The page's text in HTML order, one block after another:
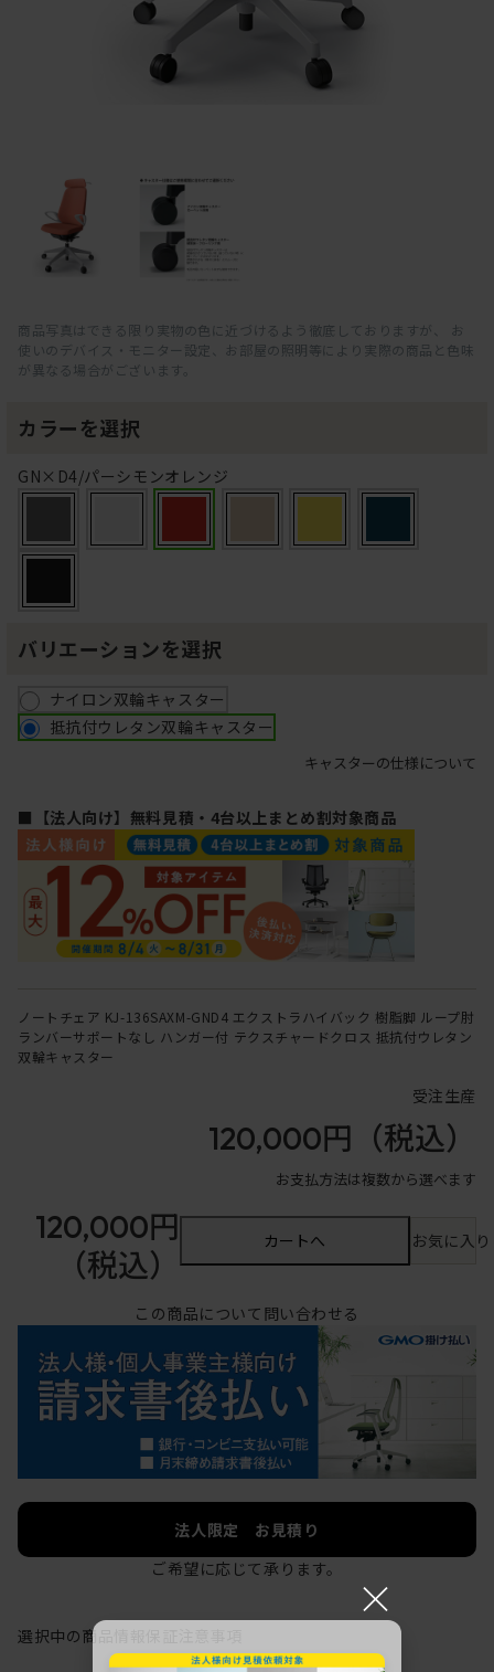
商品写真はできる限り実物の色に近づけるよう徹底しておりますが、 お
使いのデバイス・モニター設定、お部屋の照明等により実際の商品と色味
が異なる場合がございます。
カラーを選択
GN×D4/パーシモンオレンジ
バリエーションを選択
ナイロン双輪キャスター
抵抗付ウレタン双輪キャスター
キャスターの仕様について
■【法人向け】無料見積・4台以上まとめ割対象商品
ノートチェア KJ-136SAXM-GND4 エクストラハイバック 樹脂脚 ループ肘
ランバーサポートなし ハンガー付 テクスチャードクロス 抵抗付ウレタン
双輪キャスター
受注生産
120,000円 （税込）
お支払方法は複数から選べます
120,000円
（税込）
カートへ お気に入
この商品について問い合わせる
法人限定 お見積り
ご希望に応じて承ります。
選択中の商品情報
×